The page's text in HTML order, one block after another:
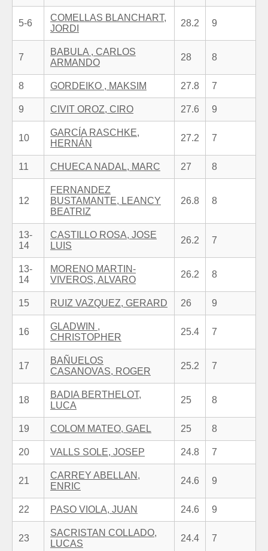
5-6
COMELLAS BLANCHART,
JORDI
28.2 9
7
BABULA , CARLOS
ARMANDO
28 8
8 GORDEIKO , MAKSIM 27.8 7
9 CIVIT OROZ, CIRO 27.6 9
10
GARCÍA RASCHKE,
HERNÁN
27.2 7
11 CHUECA NADAL, MARC 27 8
12
FERNANDEZ
BUSTAMANTE, LEANCY
BEATRIZ
26.8 8
13-
14
CASTILLO ROSA, JOSE
LUIS
26.2 7
13-
14
MORENO MARTIN-
VIVEROS, ALVARO
26.2 8
15 RUIZ VAZQUEZ, GERARD 26 9
16
GLADWIN ,
CHRISTOPHER
25.4 7
17
BAÑUELOS
CASANOVAS, ROGER
25.2 7
18
BADIA BERTHELOT,
LUCA
25 8
19 COLOM MATEO, GAEL 25 8
20 VALLS SOLE, JOSEP 24.8 7
21
CARREY ABELLAN,
ENRIC
24.6 9
22 PASO VIOLA, JUAN 24.6 9
23
SACRISTAN COLLADO,
LUCAS
24.4 7